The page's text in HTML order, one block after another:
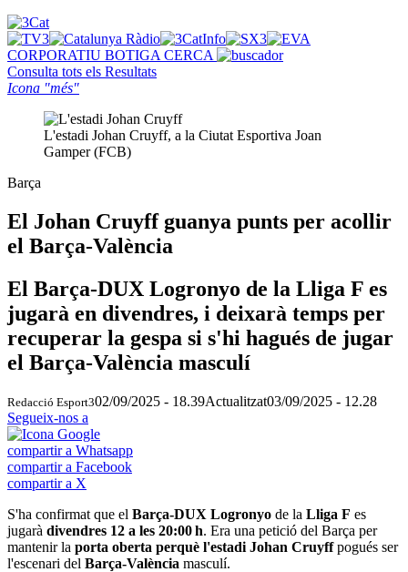
CORPORATIU BOTIGA CERCA
Consulta tots els Resultats
Icona "més"
L'estadi Johan Cruyff, a la Ciutat Esportiva Joan
Gamper (FCB)
Barça
El Johan Cruyff guanya punts per acollir
el Barça-València
El Barça-DUX Logronyo de la Lliga F es
jugarà en divendres, i deixarà temps per
recuperar la gespa si s'hi hagués de jugar
el Barça-València masculí
Redacció Esport302/09/2025 - 18.39Actualitzat03/09/2025 - 12.28
Segueix-nos a
compartir a Whatsapp
compartir a Facebook
compartir a X
S'ha confirmat que el Barça-DUX Logronyo de la Lliga F es
jugarà divendres 12 a les 20:00 h. Era una petició del Barça per
mantenir la porta oberta perquè l'estadi Johan Cruyffpogués ser
l'escenari del Barça-València masculí.